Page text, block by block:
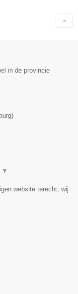
in de provincie
)
▼
website terecht, wij